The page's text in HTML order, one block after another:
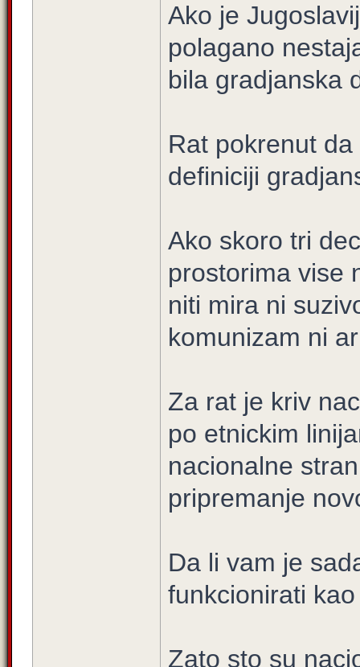
Ako je
polagano
bila gradjanska
Rat pokrenut
definiciji
Ako skoro tri
prostorima vise
niti mira ni
komunizam ni
Za rat je kriv
po etnickim
nacionalne
pripremanje
Da li vam je
funkcionirati
Zato sto su